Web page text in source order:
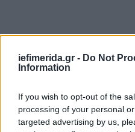
iefimerida.gr - Do Not
Information
If you wish to opt-out of the
processing of your personal
targeted advertising by us,